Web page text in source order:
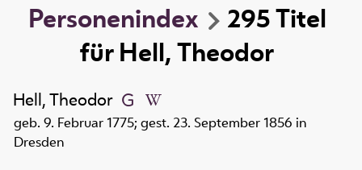
Personenindex 295Titel
fürHell, Theodor
Hell, Theodor
geb. 9. Februar 1775; gest. 23. September 1856 in
Dresden